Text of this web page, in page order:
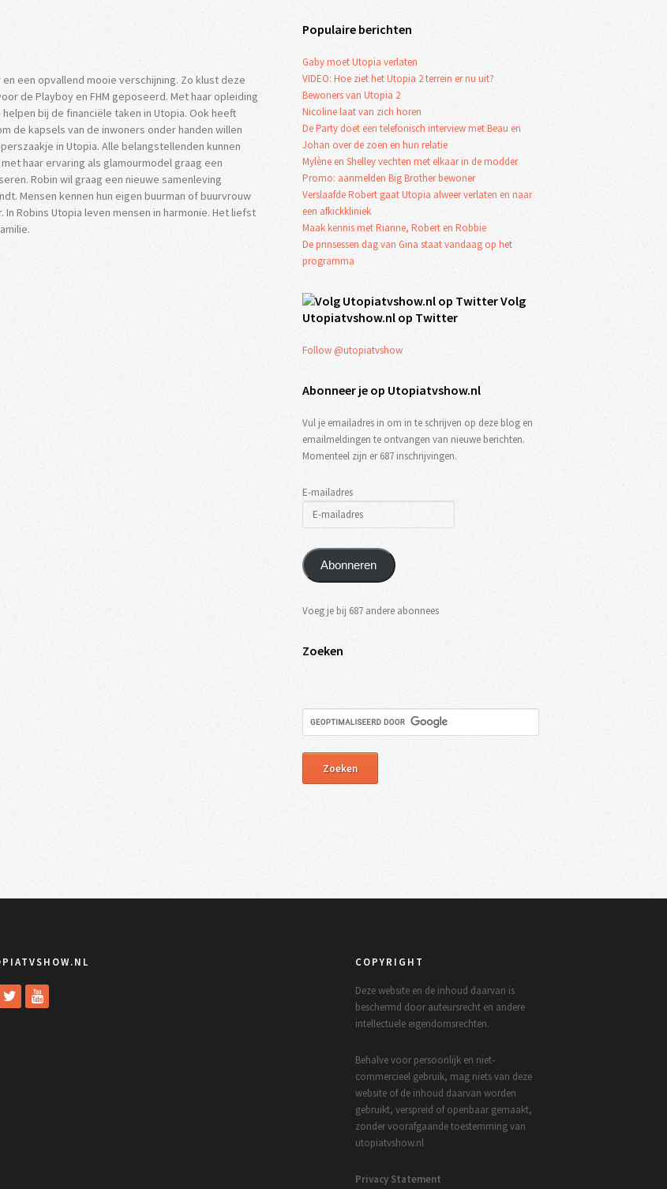
een opvallend mooie verschijning. Zo klust deze
de Playboy en FHM geposeerd. Met haar opleiding
bij de financiële taken in Utopia. Ook heeft
de kapsels van de inwoners onder handen willen
in Utopia. Alle belangstellenden kunnen
haar ervaring als glamourmodel graag een
Robin wil graag een nieuwe samenleving
Mensen kennen hun eigen buurman of buurvrouw
Robins Utopia leven mensen in harmonie. Het liefst
Populaire berichten
Gaby moet Utopia verlaten
VIDEO: Hoe ziet het Utopia 2 terrein er nu uit?
Bewoners van Utopia 2
Nicoline laat van zich horen
De Party doet een telefonisch interview met Beau en
Johan over de zoen en hun relatie
Mylène en Shelley vechten met elkaar in de modder
Promo: aanmelden Big Brother bewoner
Verslaafde Robert gaat Utopia alweer verlaten en naar
een afkickkliniek
Maak kennis met Rianne, Robert en Robbie
De prinsessen dag van Gina staat vandaag op het
programma
Volg
Utopiatvshow.nl op Twitter
Follow @utopiatvshow
Abonneer je op Utopiatvshow.nl
Vul je emailadres in om in te schrijven op deze blog en
emailmeldingen te ontvangen van nieuwe berichten.
Momenteel zijn er 687 inschrijvingen.
E-mailadres
Abonneren
Voeg je bij 687 andere abonnees
Zoeken
COPYRIGHT
Deze website en de inhoud daarvan is
beschermd door auteursrecht en andere
intellectuele eigendomsrechten.
Behalve voor persoonlijk en niet-
commercieel gebruik, mag niets van deze
website of de inhoud daarvan worden
gebruikt, verspreid of openbaar gemaakt,
zonder voorafgaande toestemming van
utopiatvshow.nl
Privacy Statement